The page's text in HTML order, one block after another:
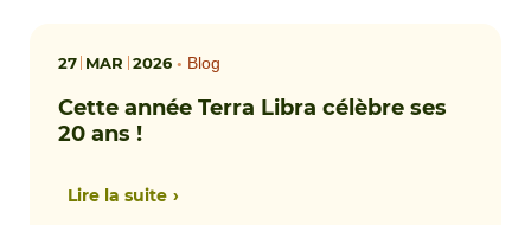
27 MAR 2026• Blog
Cette année Terra Libra célèbre ses
20 ans !
Lire la suite